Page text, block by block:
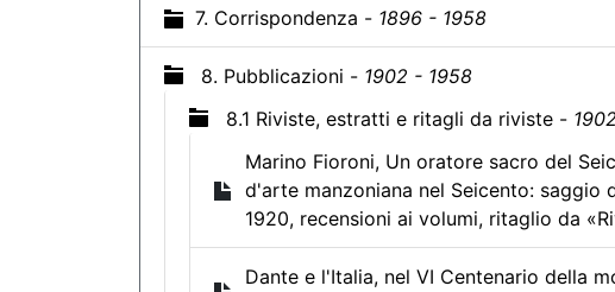
7. Corrispondenza - 1896 - 1958
8. Pubblicazioni - 1902 - 1958
8.1 Riviste, estratti e ritagli da riviste -
Marino Fioroni, Un oratore sacro del
d'arte manzoniana nel Seicento: saggio
1920, recensioni ai volumi, ritaglio da
Dante e l'Italia, nel VI Centenario della